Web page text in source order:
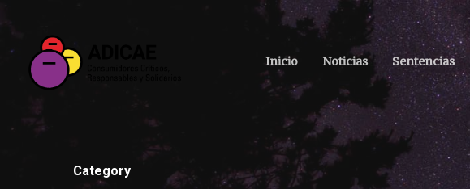
Inicio Noticias Sentencias
Category